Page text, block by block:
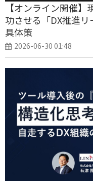
【オンライン開催
功させる「DX推進
具体策
2026-06-30 01:48